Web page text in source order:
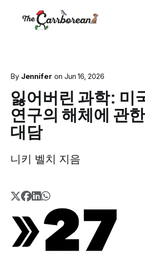
By Jennifer on Jun 16, 2026
잃어버린 과학: 미
연구의 해체에 관
대담
니키 벨치 지음